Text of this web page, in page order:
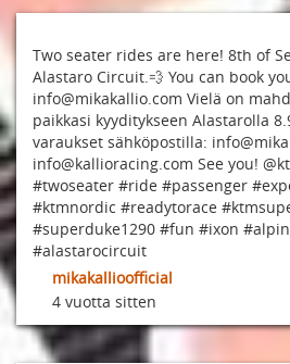
Two seater rides are here! 8th of
Alastaro Circuit.💨 You can book
info@mikakallio.com Vielä on
paikkasi kyyditykseen Alastarolla
varaukset sähköpostilla:
info@kallioracing.com See you!
#twoseater #ride #passenger
#ktmnordic #readytorace
#superduke1290 #fun #ixon
#alastarocircuit
mikakallioofficial
4 vuotta sitten